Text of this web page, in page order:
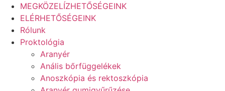
MEGKÖZELÍZHETŐSÉGEINK
ELÉRHETŐSÉGEINK
Rólunk
Proktológia
Aranyér
Anális bőrfüggelékek
Anoszkópia és rektoszkópia